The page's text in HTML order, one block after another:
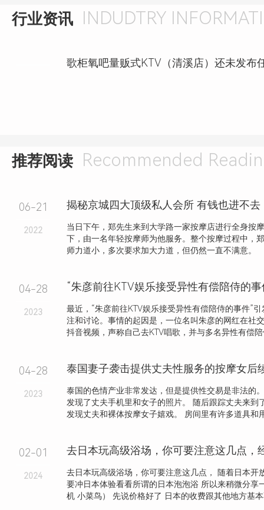
行业资讯 INDUDTRY
推荐阅读 Recommended
06-21
2022
揭秘京城四大顶级私人会所 有钱也进不去
当日下午，郑先生来到大学路一家按摩店进行全身按
下，由一名年轻按摩师为他服务。整个按摩过程中，
师力道小，多次要求加大力道，但仍然一直不满意。
04-28
2023
“朱彦前往KTV娱乐接受异性有偿陪侍的
最近，“朱彦前往KTV娱乐接受异性有偿陪侍的事件”
注和讨论。事情的起因是，一位名叫朱彦的网红在社
抖音视频，声称自己去KTV唱歌，并与多名异性有偿陪
04-28
2023
泰国的色情产业非常发达，但是提供性交易是非法的
发现了丈夫手机里和女子的照片。 随后跟踪丈夫来到
发现丈夫和裸体按摩女子嬉戏。 房间里有许多道具和
02-01
2024
去日本玩高级浴场，你可要注意这几点，
去日本玩高级浴场，你可要注意这几点， 随着日本开
要冲日本体验看看所谓的日本泡泡浴 所以来稍微分享
机 小菜鸟） 先说价格好了 日本的收费跟其他地方基本